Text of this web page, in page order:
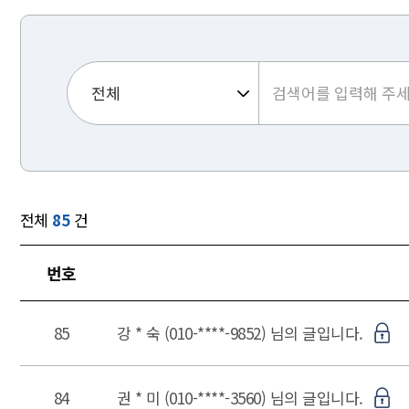
전체 85건
번호
85 강 * 숙 (010-****-9852) 님의 글입니다.
84 권 * 미 (010-****-3560) 님의 글입니다.